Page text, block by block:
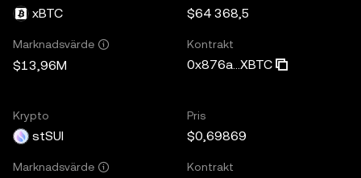
xBTC $64 368,5
Marknadsvärde
$13,96M
Kontrakt
0x876a...XBTC
Krypto
stSUI
Pris
$0,69869
Marknadsvärde Kontrakt